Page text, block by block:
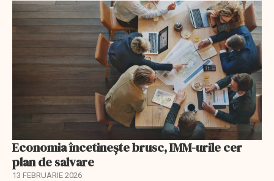
Economia încetinește brusc, IMM-urile cer
plan de salvare
13 FEBRUARIE 2026